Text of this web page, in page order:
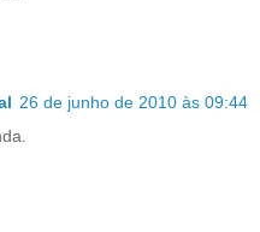
26 de junho de 2010 às 09:44